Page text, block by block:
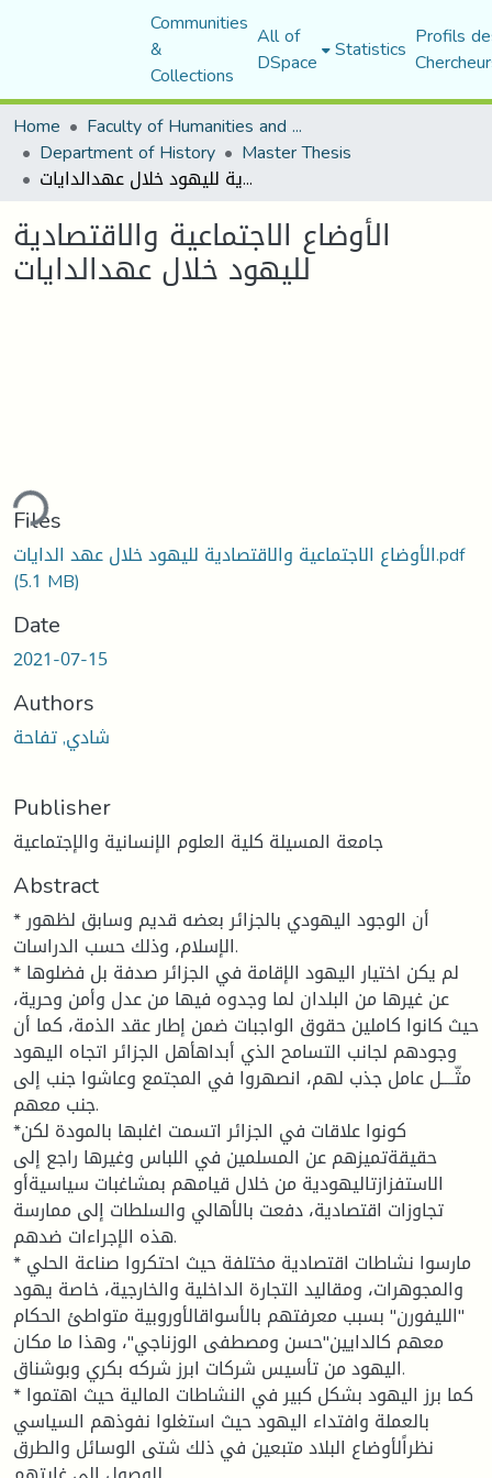
Communities
&
Collections
All of
DSpace Statistics Profils
Home
Faculty of Humanities and Social Sciences
Department of History Master Thesis
الأوضاع الاجتماعية والاقتصادية لليهود خلال عهدالدايات
الأوضاع الاجتماعية والاقتصادية
لليهود خلال عهدالدايات
Files
الأوضاع الاجتماعية والاقتصادية لليهود خلال عهد الدايات.pdf
(5.1 MB)
Date
2021-07-15
Authors
شادي, تفاحة
Publisher
جامعة المسيلة كلية العلوم الإنسانية والإجتماعية
Abstract
* أن الوجود اليهودي بالجزائر بعضه قديم وسابق لظهور
الإسلام، وذلك حسب الدراسات.
* لم يكن اختيار اليهود الإقامة في الجزائر صدفة بل فضلوها
عن غيرها من البلدان لما وجدوه فيها من عدل وأمن وحرية،
حيث كانوا كاملين حقوق الواجبات ضمن إطار عقد الذمة، كما أن
وجودهم لجانب التسامح الذي أبداهأهل الجزائر اتجاه اليهود
مثّــــل عامل جذب لهم، انصهروا في المجتمع وعاشوا جنب إلى
جنب معهم.
*كونوا علاقات في الجزائر اتسمت اغلبها بالمودة لكن
حقيقةتميزهم عن المسلمين في اللباس وغيرها راجع إلى
الاستفزازتاليهودية من خلال قيامهم بمشاغبات سياسيةأو
تجاوزات اقتصادية، دفعت بالأهالي والسلطات إلى ممارسة
هذه الإجراءات ضدهم.
* مارسوا نشاطات اقتصادية مختلفة حيث احتكروا صناعة الحلي
والمجوهرات، ومقاليد التجارة الداخلية والخارجية، خاصة يهود
"الليفورن" بسبب معرفتهم بالأسواقالأوروبية متواطئ الحكام
معهم كالدايين"حسن ومصطفى الوزناجي"، وهذا ما مكان
اليهود من تأسيس شركات ابرز شركه بكري وبوشناق.
* كما برز اليهود بشكل كبير في النشاطات المالية حيث اهتموا
بالعملة وافتداء اليهود حيث استغلوا نفوذهم السياسي
نظراًلأوضاع البلاد متبعين في ذلك شتى الوسائل والطرق